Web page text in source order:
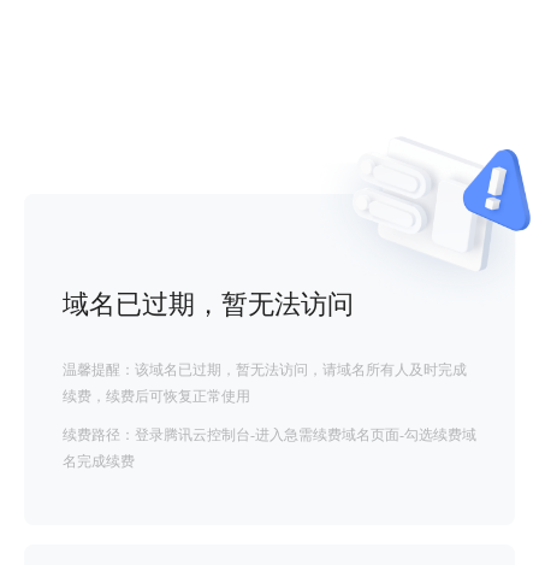
域名已过期，暂无法访问
温馨提醒：该域名已过期，暂无法访问，请域名所有人及时完成
续费，续费后可恢复正常使用
续费路径：登录腾讯云控制台-进入急需续费域名页面-勾选续费域
名完成续费